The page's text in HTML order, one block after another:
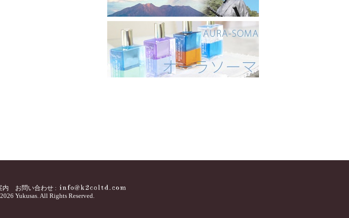
内
お問い合わせ :
Yukusas. All Rights Reserved.